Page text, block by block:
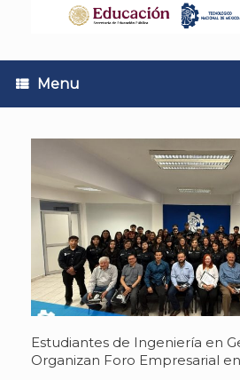
Menu
Estudiantes de Ingeniería en
Organizan Foro Empresarial